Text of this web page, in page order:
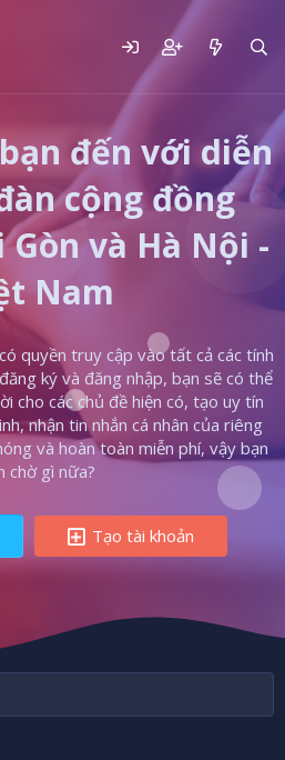
đến với diễn
cộng đồng
Gòn và Hà Nội -
Nam
quyền truy cập vào tất cả các tính
ký và đăng nhập, bạn sẽ có thể
cho các chủ đề hiện có, tạo uy tín
nhận tin nhắn cá nhân của riêng
và hoàn toàn miễn phí, vậy bạn
chờ gì nữa?
Tạo tài khoản